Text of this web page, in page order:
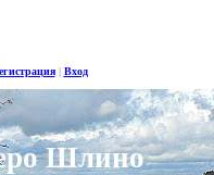
| Вход
Шлино